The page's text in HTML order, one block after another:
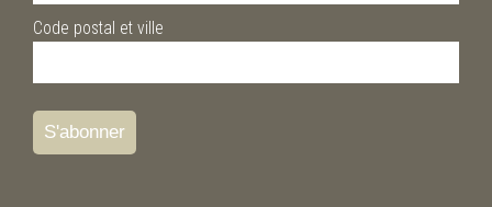
Code postal et ville